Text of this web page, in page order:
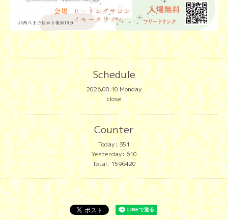
Schedule
2026.08.10 Monday
close
Counter
Today:351
Yesterday:610
Total:1596420